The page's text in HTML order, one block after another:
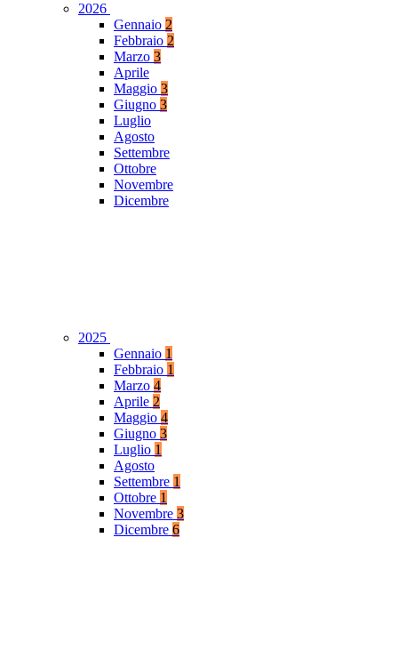
2026
Gennaio 2
Febbraio 2
Marzo 3
Aprile
Maggio 3
Giugno 3
Luglio
Agosto
Settembre
Ottobre
Novembre
Dicembre
2025
Gennaio 1
Febbraio 1
Marzo 4
Aprile 2
Maggio 4
Giugno 3
Luglio 1
Agosto
Settembre 1
Ottobre 1
Novembre 3
Dicembre 6